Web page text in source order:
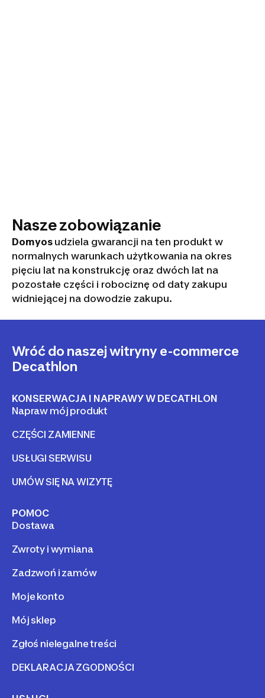
Nasze zobowiązanie
Domyos udziela gwarancji na ten produkt w
normalnych warunkach użytkowania na okres
pięciu lat na konstrukcję oraz dwóch lat na
pozostałe części i robociznę od daty zakupu
widniejącej na dowodzie zakupu.
Wróć do naszej witryny e-commerce
Decathlon
KONSERWACJA I NAPRAWY W DECATHLON
Napraw mój produkt
CZĘŚCI ZAMIENNE
USŁUGI SERWISU
UMÓW SIĘ NA WIZYTĘ
POMOC
Dostawa
Zwroty i wymiana
Zadzwoń i zamów
Moje konto
Mój sklep
Zgłoś nielegalne treści
DEKLARACJA ZGODNOŚCI